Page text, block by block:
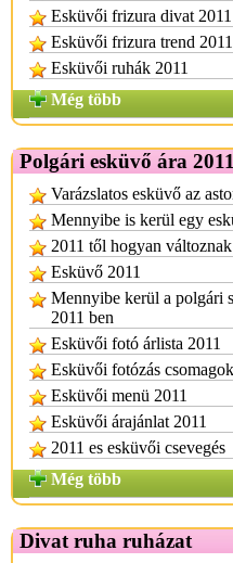
Esküvői frizura divat
Esküvői frizura trend
Esküvői ruhák 2011
Még több
Polgári esküvő ára 2011
Varázslatos esküvő az
Mennyibe is kerül egy
2011 től hogyan
Esküvő 2011
Mennyibe kerül a polgári
2011 ben
Esküvői fotó árlista 2011
Esküvői fotózás
Esküvői menü 2011
Esküvői árajánlat 2011
2011 es esküvői csevegés
Még több
Divat ruha ruházat